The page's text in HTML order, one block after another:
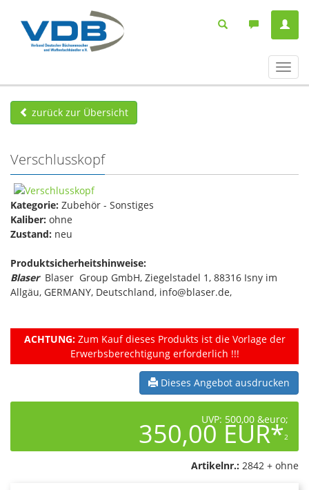
ein-/
zurück zur Übersicht
Verschlusskopf
Kategorie: Zubehör - Sonstiges
Kaliber: ohne
Zustand: neu
Produktsicherheitshinweise:
BlaserBlaser Group GmbH, Ziegelstadel 1, 88316 Isny im
Allgäu, GERMANY, Deutschland, info@blaser.de,
ACHTUNG:Zum Kauf dieses Produkts ist die Vorlage der
Erwerbsberechtigung erforderlich !!!
Dieses Angebot ausdrucken
UVP: 500,00 &euro;
350,00 EUR*2
Artikelnr.: 2842 + ohne